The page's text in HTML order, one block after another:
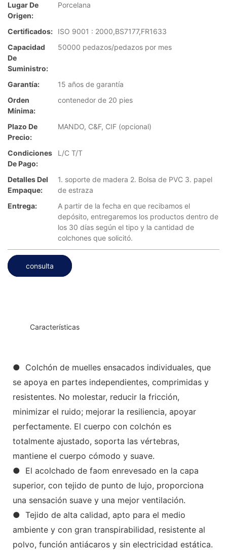
Lugar De
Origen:
Porcelana
Certificados:
ISO 9001 : 2000,BS7177,FR1633
Capacidad
De
Suministro:
50000 pedazos/pedazos por mes
Garantía:
15 años de garantía
Orden
Mínima:
contenedor de 20 pies
Plazo De
Precio:
MANDO, C&F, CIF (opcional)
Condiciones
De Pago:
L/C T/T
Detalles Del
Empaque:
1. soporte de madera 2. Bolsa de PVC 3. papel
de estraza
Entrega:
A partir de la fecha en que recibamos el
depósito, entregaremos los productos dentro de
los 30 días según el tipo y la cantidad de
colchones que solicitó.
consulta
Características
● Colchón de muelles ensacados individuales, que
se apoya en partes independientes, comprimidas y
resistentes. No molestar, reducir la fricción,
minimizar el ruido; mejorar la resiliencia, apoyar
perfectamente. El cuerpo con colchón es
totalmente ajustado, soporta las vértebras,
mantiene el cuerpo cómodo y suave.
● El acolchado de faom enrevesado en la capa
superior, con tejido de punto de lujo, proporciona
una sensación suave y una mejor ventilación.
● Tejido de alta calidad, apto para el medio
ambiente y con gran transpirabilidad, resistente al
polvo, función antiácaros y sin electricidad estática.